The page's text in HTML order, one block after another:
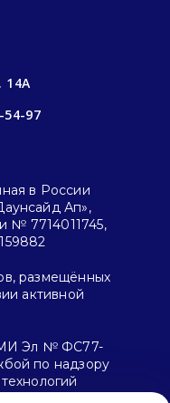
14А
54-97
в России
Ап»,
№ 7714011745,
размещённых
активной
Эл № ФС77-
по надзору